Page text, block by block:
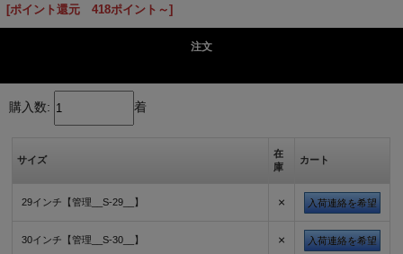
[ポイント還元 418ポイント～]
注文
購入数: 着
サイズ
在
庫
カート
29インチ【管理__S-29__】 × 入荷連絡を希望
30インチ【管理__S-30__】 × 入荷連絡を希望